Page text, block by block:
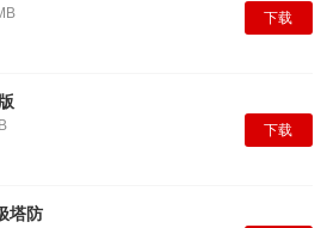
下载
下载
塔防